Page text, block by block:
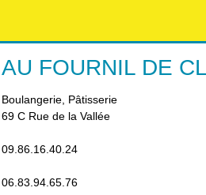
AU FOURNIL DE
Boulangerie, Pâtisserie
69 C Rue de la Vallée
09.86.16.40.24
06.83.94.65.76